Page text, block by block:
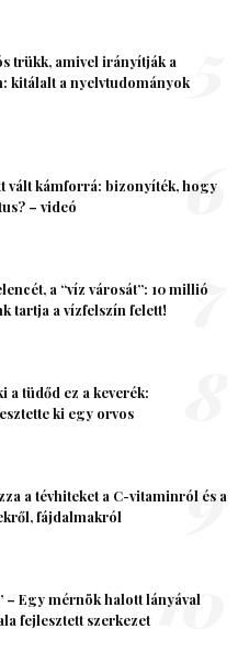
trükk, amivel irányítják a
kitálalt a nyelvtudományok
vált kámforrá: bizonyíték, hogy
– videó
6
a “víz városát”: 10 millió
tartja a vízfelszín felett!
7
a tüdőd ez a keverék:
ki egy orvos
a tévhiteket a C-vitaminról és a
fájdalmakról
9
– Egy mérnök halott lányával
fejlesztett szerkezet 10